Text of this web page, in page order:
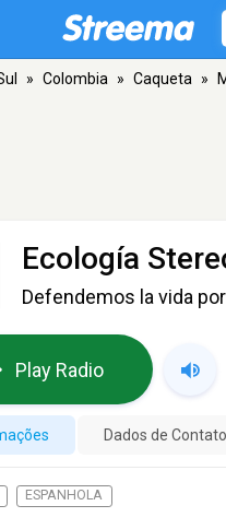
» Colombia » Caqueta »
Ecología
Defendemos la vida
Play Radio
Dados de Contato
ESPANHOLA